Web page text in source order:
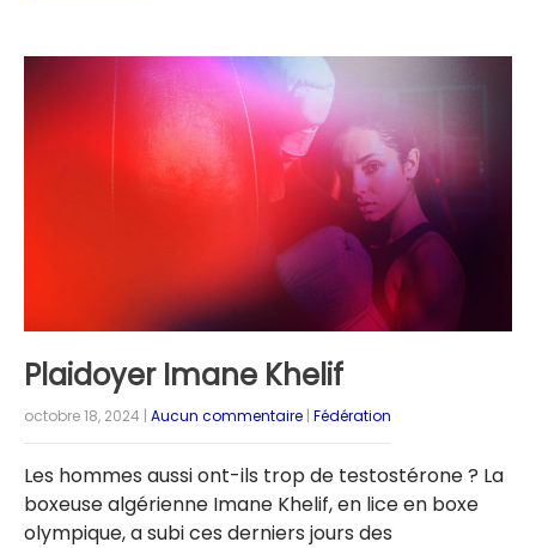
Plaidoyer Imane Khelif
octobre 18, 2024 | Aucun commentaire | Fédération
Les hommes aussi ont-ils trop de testostérone ? La
boxeuse algérienne Imane Khelif, en lice en boxe
olympique, a subi ces derniers jours des